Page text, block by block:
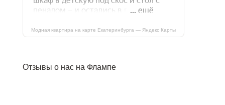
Модная квартира на карте Екатеринбурга — Яндекс Карты
Отзывы о нас на Флампе